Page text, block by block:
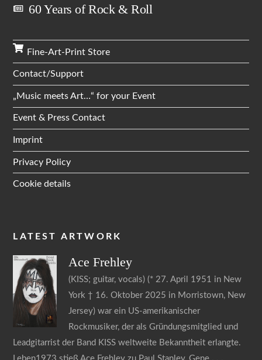
60 Years of Rock & Roll
Fine-Art-Print Store
Contact/Support
„Music meets Art…“ for your Event
Event & Press Contact
Imprint
Privacy Policy
Cookie details
LATEST ARTWORK
AceFrehley
(KISS; guitar, vocals) (* 27. April 1951 in New
York † 16. Oktober 2025 in Morristown, New
Jersey) war ein US-amerikanischer
Rockmusiker, der als Gründungsmitglied und
Leadgitarrist der Band KISS weltweite Bekanntheit erlangte.